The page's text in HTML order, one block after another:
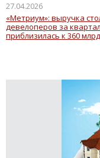
27.04.2026
«Метриум»: выручка
девелоперов за квартал
приблизилась к 360